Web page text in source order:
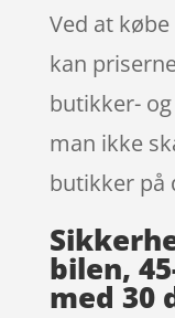
Ved at
kan
butikker-
man ikke
butikker på
bilen,
med 30